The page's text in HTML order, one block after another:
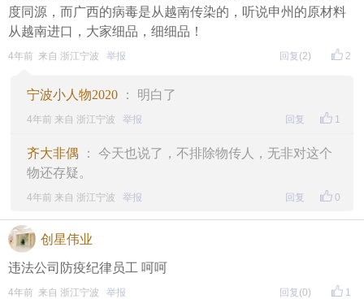
度同源，而广西的病毒是从越南传染的，听说申州的原材料
从越南进口，大家细品，细细品！
2
4年前 来自 浙江宁波 举报 回复 (2)
宁波小人物2020 ： 明白了
1
4年前 来自 浙江宁波 举报 回复
齐大非偶 ： 今天也说了，不排除物传人，无非对这个
物还存疑。
0
4年前 来自 浙江宁波 举报 回复
创星伟业
违法公司防疫纪律员工 呵呵
1
4年前 来自 浙江宁波 举报 回复 (0)